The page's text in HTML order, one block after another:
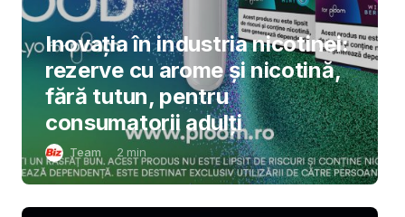
Inovația în industria nicotinei:
rezerve cu arome și nicotină,
fără tutun, pentru
consumatorii adulți
Team 2 min